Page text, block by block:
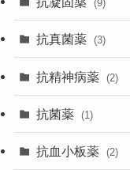
(9)
抗真菌薬 (3)
抗精神病薬 (2)
抗菌薬 (1)
抗血小板薬 (2)